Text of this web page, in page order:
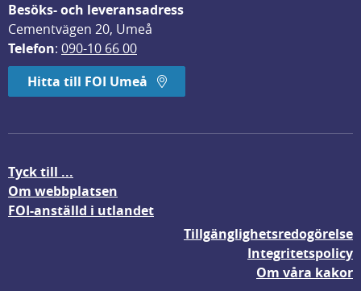
Besöks- och leveransadress
Cementvägen 20, Umeå
Telefon: 090-10 66 00
Hitta till FOI Umeå
Tyck till ...
Om webbplatsen
FOI-anställd i utlandet
Tillgänglighetsredogörelse
Integritetspolicy
Om våra kakor